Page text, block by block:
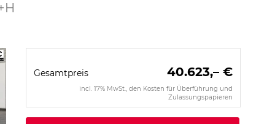
Gesamtpreis 40.623,– €
incl. 17% MwSt., den Kosten für Überführung und
Zulassungspapieren